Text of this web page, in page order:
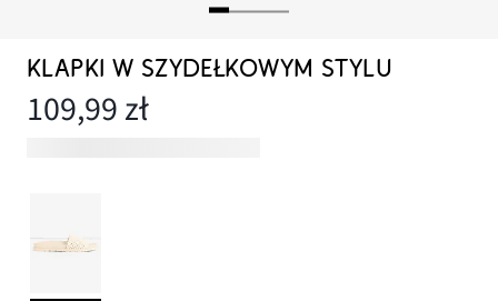
KLAPKI W SZYDEŁKOWYM STYLU
109,99 zł